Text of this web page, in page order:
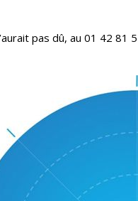
pas dû, au 01 42